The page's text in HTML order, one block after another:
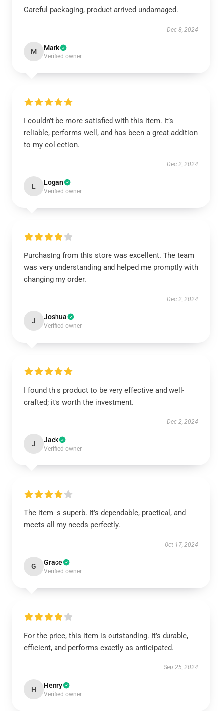
Careful packaging, product arrived undamaged.
Dec 8, 2024
M Mark
Verified owner
I couldn’t be more satisfied with this item. It’s
reliable, performs well, and has been a great addition
to my collection.
Dec 2, 2024
L Logan
Verified owner
Purchasing from this store was excellent. The team
was very understanding and helped me promptly with
changing my order.
Dec 2, 2024
J Joshua
Verified owner
I found this product to be very effective and well-
crafted; it’s worth the investment.
Dec 2, 2024
J Jack
Verified owner
The item is superb. It’s dependable, practical, and
meets all my needs perfectly.
Oct 17, 2024
G Grace
Verified owner
For the price, this item is outstanding. It’s durable,
efficient, and performs exactly as anticipated.
Sep 25, 2024
H Henry
Verified owner